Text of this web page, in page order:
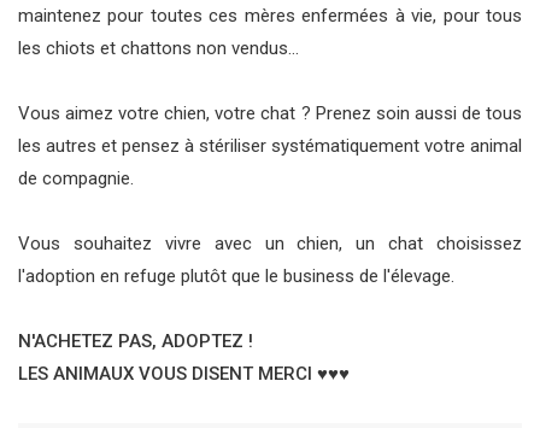
maintenez pour toutes ces mères enfermées à vie, pour tous
les chiots et chattons non vendus...
Vous aimez votre chien, votre chat ? Prenez soin aussi de tous
les autres et pensez à stériliser systématiquement votre animal
de compagnie.
Vous souhaitez vivre avec un chien, un chat choisissez
l'adoption en refuge plutôt que le business de l'élevage.
N'ACHETEZ PAS, ADOPTEZ !
LES ANIMAUX VOUS DISENT MERCI ♥♥♥